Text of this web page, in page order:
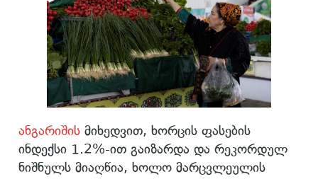
ანგარიშის მიხედვით, ხორცის ფასების
ინდექსი 1.2%-ით გაიზარდა და რეკორდულ
ნიშნულს მიაღწია, ხოლო მარცვლეულის